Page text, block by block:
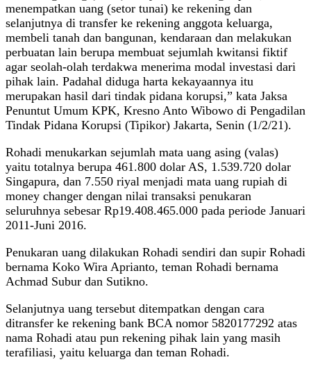
menempatkan uang (setor tunai) ke rekening dan
selanjutnya di transfer ke rekening anggota keluarga,
membeli tanah dan bangunan, kendaraan dan melakukan
perbuatan lain berupa membuat sejumlah kwitansi fiktif
agar seolah-olah terdakwa menerima modal investasi dari
pihak lain. Padahal diduga harta kekayaannya itu
merupakan hasil dari tindak pidana korupsi,” kata Jaksa
Penuntut Umum KPK, Kresno Anto Wibowo di Pengadilan
Tindak Pidana Korupsi (Tipikor) Jakarta, Senin (1/2/21).
Rohadi menukarkan sejumlah mata uang asing (valas)
yaitu totalnya berupa 461.800 dolar AS, 1.539.720 dolar
Singapura, dan 7.550 riyal menjadi mata uang rupiah di
money changer dengan nilai transaksi penukaran
seluruhnya sebesar Rp19.408.465.000 pada periode Januari
2011-Juni 2016.
Penukaran uang dilakukan Rohadi sendiri dan supir Rohadi
bernama Koko Wira Aprianto, teman Rohadi bernama
Achmad Subur dan Sutikno.
Selanjutnya uang tersebut ditempatkan dengan cara
ditransfer ke rekening bank BCA nomor 5820177292 atas
nama Rohadi atau pun rekening pihak lain yang masih
terafiliasi, yaitu keluarga dan teman Rohadi.